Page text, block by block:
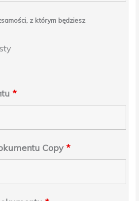
z którym będziesz
*
Copy*